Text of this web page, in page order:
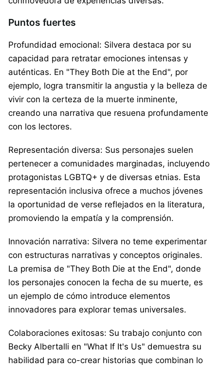
Puntos fuertes
Profundidad emocional: Silvera destaca por su
capacidad para retratar emociones intensas y
auténticas. En "They Both Die at the End", por
ejemplo, logra transmitir la angustia y la belleza de
vivir con la certeza de la muerte inminente,
creando una narrativa que resuena profundamente
con los lectores.​
Representación diversa: Sus personajes suelen
pertenecer a comunidades marginadas, incluyendo
protagonistas LGBTQ+ y de diversas etnias. Esta
representación inclusiva ofrece a muchos jóvenes
la oportunidad de verse reflejados en la literatura,
promoviendo la empatía y la comprensión.​
Innovación narrativa: Silvera no teme experimentar
con estructuras narrativas y conceptos originales.
La premisa de "They Both Die at the End", donde
los personajes conocen la fecha de su muerte, es
un ejemplo de cómo introduce elementos
innovadores para explorar temas universales.​
Colaboraciones exitosas: Su trabajo conjunto con
Becky Albertalli en "What If It's Us" demuestra su
habilidad para co-crear historias que combinan lo